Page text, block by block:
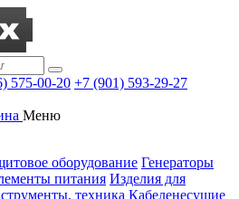
575-00-20 +7 (901) 593-29-27
Меню
оборудование Генераторы
питания Изделия для
техника Кабеленесущие